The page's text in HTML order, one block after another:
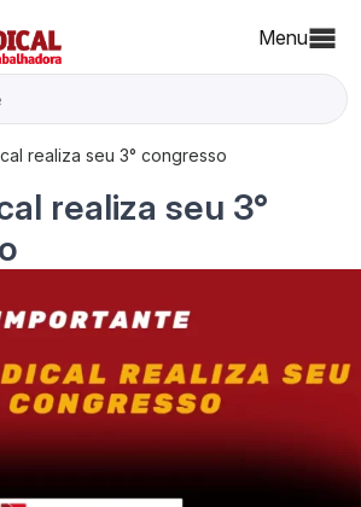
Menu
realiza seu 3° congresso
realiza seu 3°